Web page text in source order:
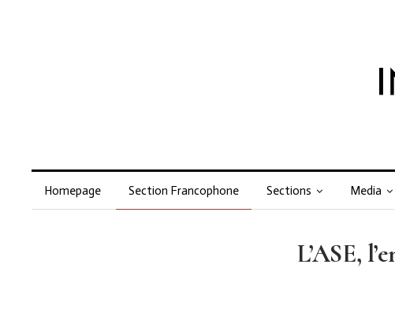
Homepage Section Francophone Sections Media
L’ASE,